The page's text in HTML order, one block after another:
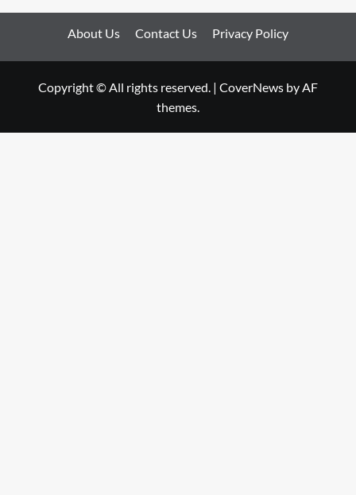
About Us Contact Us Privacy Policy
Copyright © All rights reserved. | CoverNews by AF
themes.